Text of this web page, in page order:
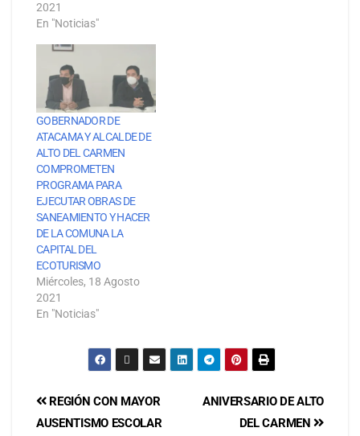
2021
En "Noticias"
GOBERNADOR DE
ATACAMA Y ALCALDE DE
ALTO DEL CARMEN
COMPROMETEN
PROGRAMA PARA
EJECUTAR OBRAS DE
SANEAMIENTO Y HACER
DE LA COMUNA LA
CAPITAL DEL
ECOTURISMO
Miércoles, 18 Agosto
2021
En "Noticias"
ANIVERSARIO DE ALTO
DEL CARMEN
REGIÓN CON MAYOR
AUSENTISMO ESCOLAR